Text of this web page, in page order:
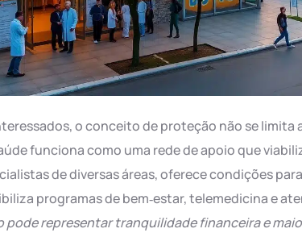
o conceito de proteção não se limita
funciona como uma rede de apoio que
de diversas áreas, oferece condições
programas de bem‑estar, telemedicina e
pode representar tranquilidade financeira e